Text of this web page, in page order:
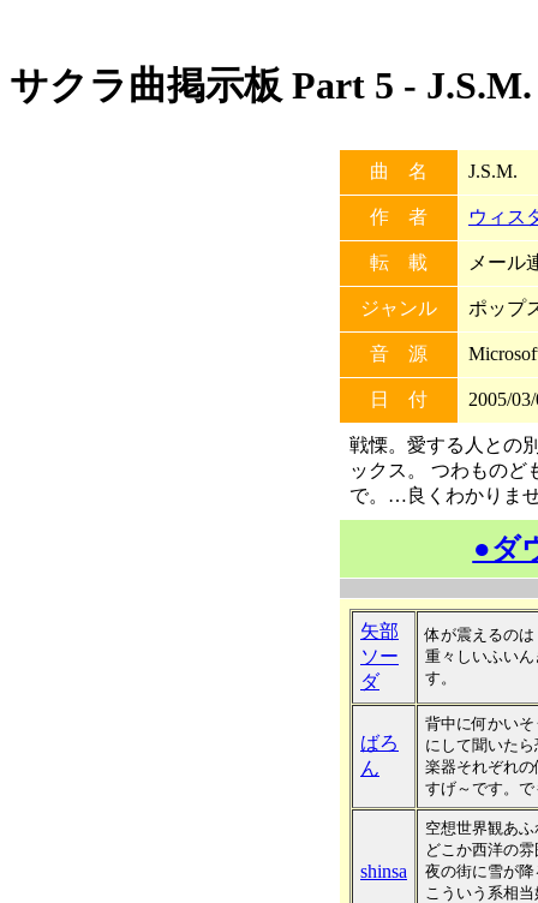
サクラ曲掲示板 Part 5 - J.S.M.
曲 名 J.S.M.
作 者 ウィス
転 載 メール
ジャンル ポップ
音 源
日 付 2005/
戦慄。愛する人との
ックス。 つわものど
で。…良くわかりま
●ダ
矢部
ソー
ダ
体が震えるの
重々しいふい
す。
ばろ
ん
背中に何かい
にして聞いた
楽器それぞれ
すげ～です。
shinsa
空想世界観あ
どこか西洋の
夜の街に雪が
こういう系相